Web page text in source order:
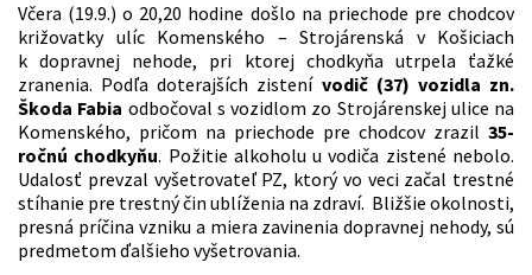
Včera (19.9.) o 20,20 hodine došlo na priechode pre chodcov
križovatky ulíc Komenského – Strojárenská v Košiciach
k dopravnej nehode, pri ktorej chodkyňa utrpela ťažké
zranenia. Podľa doterajších zistení vodič (37) vozidla zn.
Škoda Fabia odbočoval s vozidlom zo Strojárenskej ulice na
Komenského, pričom na priechode pre chodcov zrazil 35-
ročnú chodkyňu. Požitie alkoholu u vodiča zistené nebolo.
Udalosť prevzal vyšetrovateľ PZ, ktorý vo veci začal trestné
stíhanie pre trestný čin ublíženia na zdraví. Bližšie okolnosti,
presná príčina vzniku a miera zavinenia dopravnej nehody, sú
predmetom ďalšieho vyšetrovania.